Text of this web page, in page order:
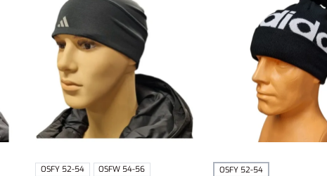
OSFY 52-54 OSFW 54-56 OSFY 52-54